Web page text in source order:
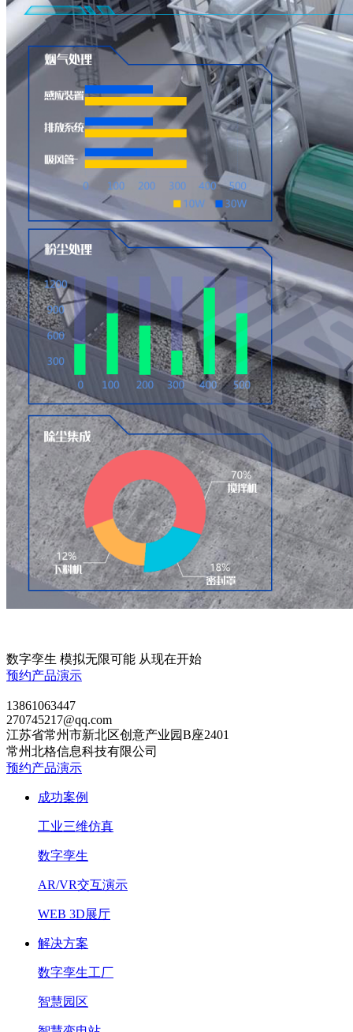
数字孪生 模拟无限可能 从现在开始
预约产品演示
13861063447
270745217@qq.com
江苏省常州市新北区创意产业园B座2401
常州北格信息科技有限公司
预约产品演示
成功案例
工业三维仿真
数字孪生
AR/VR交互演示
WEB 3D展厅
解决方案
数字孪生工厂
智慧园区